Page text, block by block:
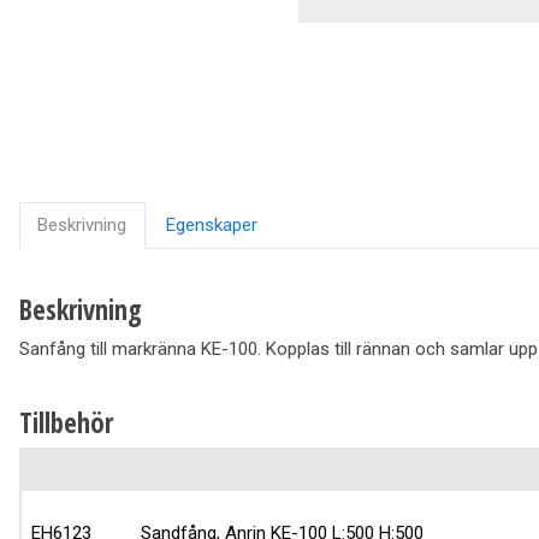
Beskrivning Egenskaper
Beskrivning
Sanfång till markränna KE-100. Kopplas till rännan och samlar
Tillbehör
EH6123 Sandfång, Anrin KE-100 L:500 H:500